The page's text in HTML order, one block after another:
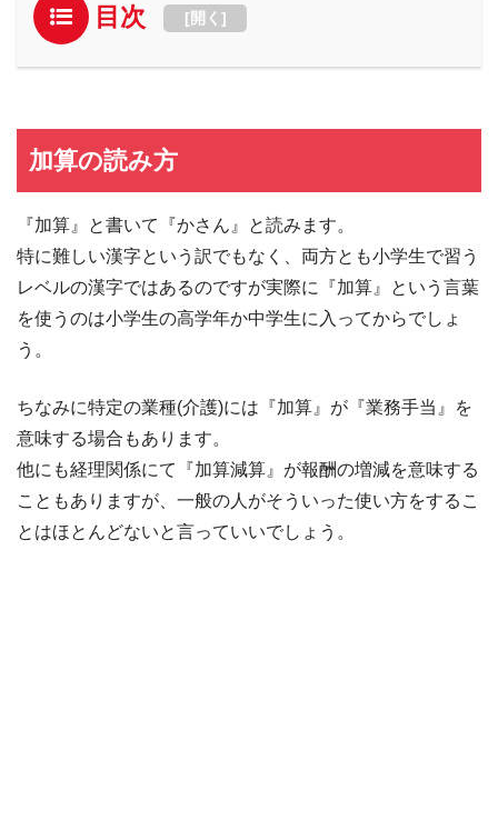
目次 [開く ]
加算の読み方
『加算』と書いて『かさん』と読みます。
特に難しい漢字という訳でもなく、両方とも小学生で習う
レベルの漢字ではあるのですが実際に『加算』という言葉
を使うのは小学生の高学年か中学生に入ってからでしょ
う。
ちなみに特定の業種(介護)には『加算』が『業務手当』を
意味する場合もあります。
他にも経理関係にて『加算減算』が報酬の増減を意味する
こともありますが、一般の人がそういった使い方をするこ
とはほとんどないと言っていいでしょう。